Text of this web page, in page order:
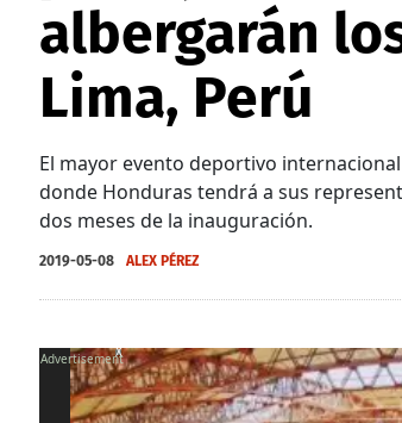
albergarán
Lima, Perú
El mayor evento deportivo
donde Honduras tendrá a sus
dos meses de la inauguración.
2019-05-08 ALEX PÉREZ
X